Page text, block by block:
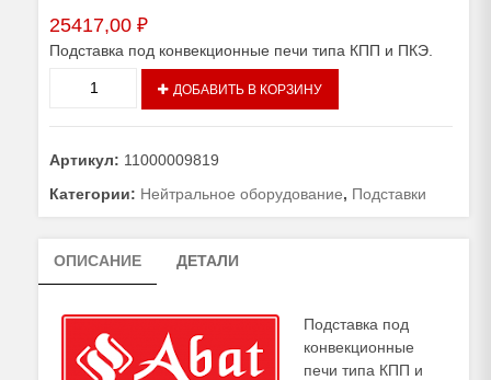
25417,00 ₽
Подставка под конвекционные печи типа КПП и ПКЭ.
Подставка
01
под
печи
типа
ПКЭ
ДОБАВИТЬ В КОРЗИНУ
Артикул: 11000009819
Категории: Нейтральное оборудование, Подставки
ОПИСАНИЕ ДЕТАЛИ
Подставка под
конвекционные
печи типа КПП и